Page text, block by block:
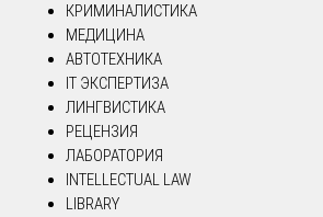
КРИМИНАЛИСТИКА
МЕДИЦИНА
АВТОТЕХНИКА
IT ЭКСПЕРТИЗА
ЛИНГВИСТИКА
РЕЦЕНЗИЯ
ЛАБОРАТОРИЯ
INTELLECTUAL LAW
LIBRARY